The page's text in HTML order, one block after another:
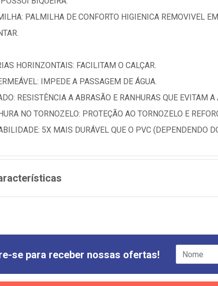
PALMILHA DE CONFORTO HIGIENICA REMOVIVEL
HORINZONTAIS: FACILITAM O CALÇAR.
IMPEDE A PASSAGEM DE ÁGUA.
RESISTÊNCIA A ABRASÃO E RANHURAS QUE EVITAM
NO TORNOZELO: PROTEÇÃO AO TORNOZELO E
5X MAIS DURÁVEL QUE O PVC (DEPENDENDO
se para receber nossas ofertas!